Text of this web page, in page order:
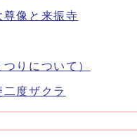
尊像と来振寺
りについて）
度ザクラ